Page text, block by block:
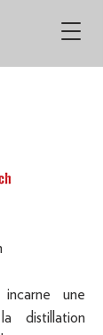
une
distillation